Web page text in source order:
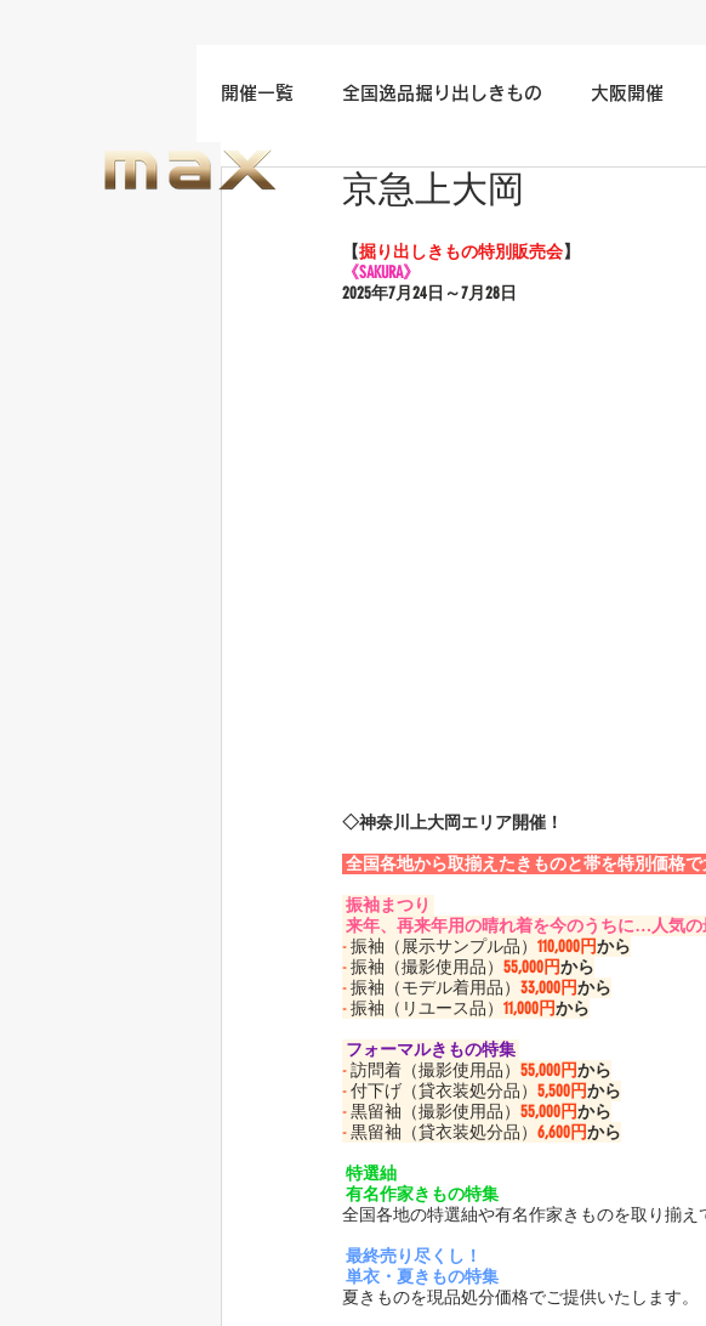
開催一覧 全国逸品掘り出しきもの 大阪開催
名古屋/四日市/中部地方開催
福岡/熊本/鹿児島/九州開催
京急上大岡
【掘り出しきもの特別販売会】
《SAKURA》
2025年7月24日～7月28日
◇神奈川上大岡エリア開催！
全国各地から取揃えたきものと帯を特別価格で
振袖まつり
来年、再来年用の晴れ着を今のうちに…人気
- 振袖（展示サンプル品） 110,000円から
- 振袖（撮影使用品） 55,000円から
- 振袖（モデル着用品） 33,000円から
- 振袖（リユース品） 11,000円から
フォーマルきもの特集
- 訪問着（撮影使用品） 55,000円から
- 付下げ（貸衣装処分品） 5,500円から
- 黒留袖（撮影使用品） 55,000円から
- 黒留袖（貸衣装処分品） 6,600円から
特選紬
有名作家きもの特集
全国各地の特選紬や有名作家きものを取り揃え
最終売り尽くし！
単衣・夏きもの特集
夏きものを現品処分価格でご提供いたします。